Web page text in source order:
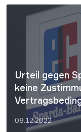
Urteil gegen
keine
08.12.2022